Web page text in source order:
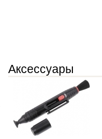
Аксессуары